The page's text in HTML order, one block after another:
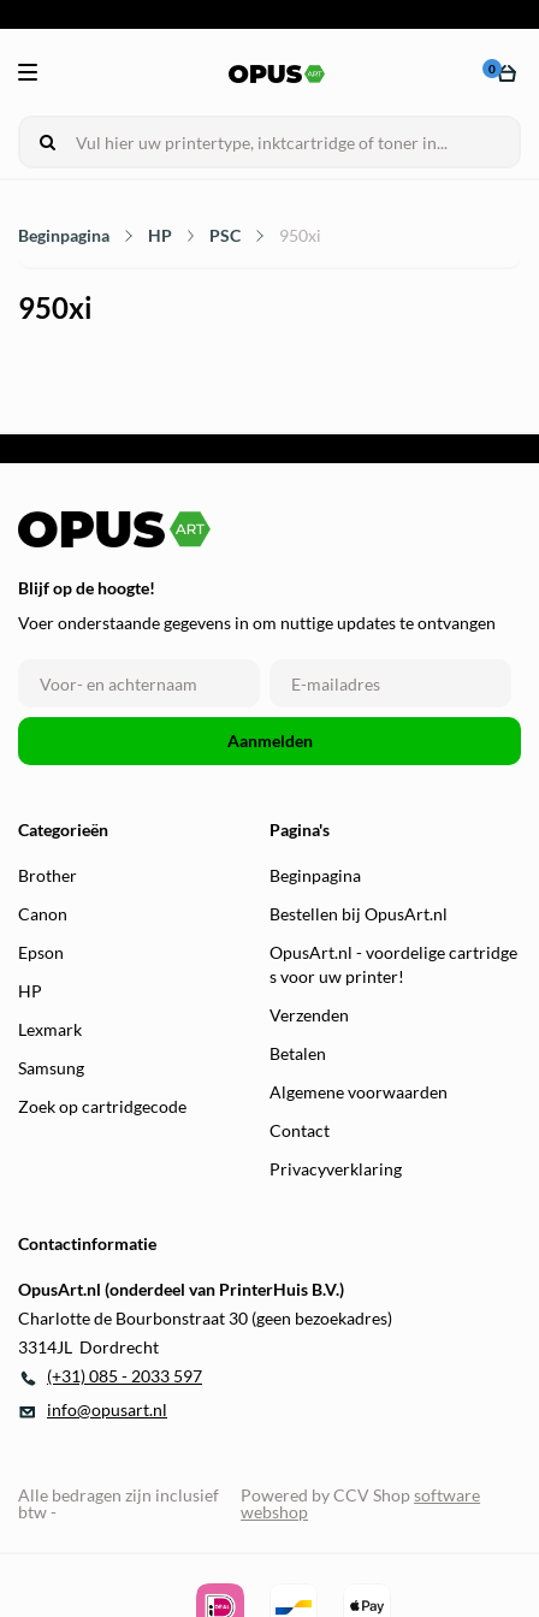
0
Beginpagina HP PSC 950xi
950xi
Blijf op de hoogte!
Voer onderstaande gegevens in om nuttige updates te ontvangen
Aanmelden
Categorieën
Brother
Canon
Epson
HP
Lexmark
Samsung
Zoek op cartridgecode
Pagina's
Beginpagina
Bestellen bij OpusArt.nl
OpusArt.nl - voordelige cartridge
s voor uw printer!
Verzenden
Betalen
Algemene voorwaarden
Contact
Privacyverklaring
Contactinformatie
OpusArt.nl (onderdeel van PrinterHuis B.V.)
Charlotte de Bourbonstraat 30 (geen bezoekadres)
3314JL Dordrecht
(+31) 085 - 2033 597
info@opusart.nl
Alle bedragen zijn inclusief
btw -
Powered by CCV Shopsoftware
webshop